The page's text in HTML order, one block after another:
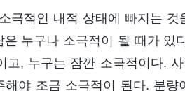
극적인 내적 상태에 빠지는 것
누구나 소극적이 될 때가 있
, 누구는 잠깐 소극적이다. 사
야 조금 소극적이 된다. 분량